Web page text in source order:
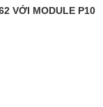
phận CSKH để
VỚI MODULE P10